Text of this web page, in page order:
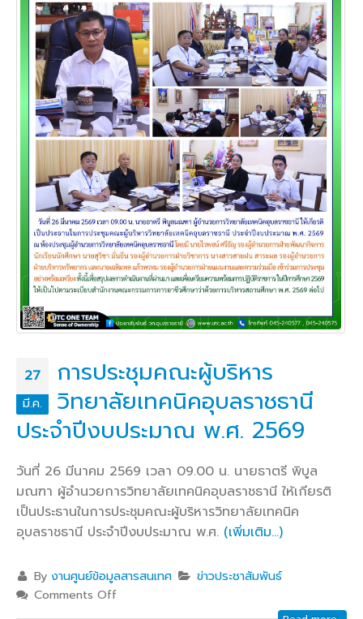
27
มี.ค.
การประชุมคณะผู้บริหาร
วิทยาลัยเทคนิคอุบลราชธานี
ประจำปีงบประมาณ พ.ศ. 2569
วันที่ 26 มีนาคม 2569 เวลา 09.00 น. นายธาตรี พิบูล
มณฑา ผู้อำนวยการวิทยาลัยเทคนิคอุบลราชธานี ให้เกียรติ
เป็นประธานในการประชุมคณะผู้บริหารวิทยาลัยเทคนิค
อุบลราชธานี ประจำปีงบประมาณ พ.ศ. (เพิ่มเติม…)
Byงานศูนย์ข้อมูลสารสนเทศ
ข่าวประชาสัมพันธ์
Comments Off